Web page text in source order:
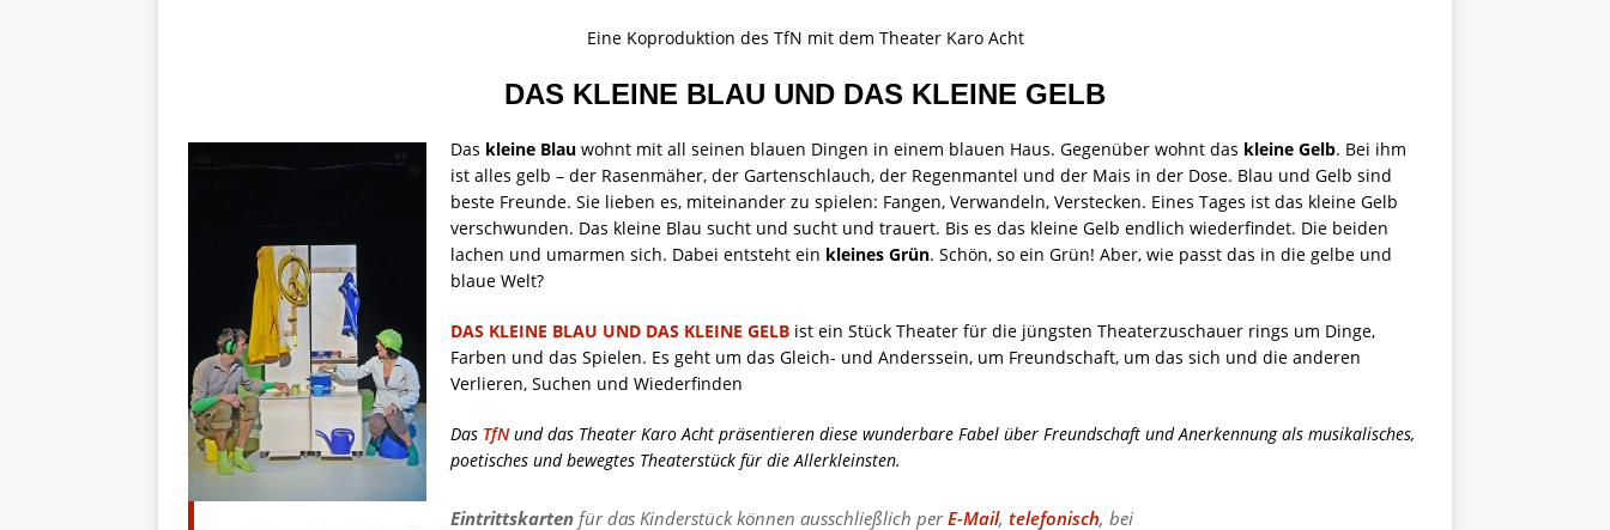
Eine Koproduktion des TfN mit dem Theater Karo Acht
DAS KLEINE BLAU UND DAS KLEINE GELB
Das kleine Blau wohnt mit all seinen blauen Dingen in einem blauen Haus. Gegenüber wohnt das kleine Gelb. Bei ihm
ist alles gelb – der Rasenmäher, der Gartenschlauch, der Regenmantel und der Mais in der Dose. Blau und Gelb sind
beste Freunde. Sie lieben es, miteinander zu spielen: Fangen, Verwandeln, Verstecken. Eines Tages ist das kleine Gelb
verschwunden. Das kleine Blau sucht und sucht und trauert. Bis es das kleine Gelb endlich wiederfindet. Die beiden
lachen und umarmen sich. Dabei entsteht ein kleines Grün. Schön, so ein Grün! Aber, wie passt das in die gelbe und
blaue Welt?
DAS KLEINE BLAU UND DAS KLEINE GELB ist ein Stück Theater für die jüngsten Theaterzuschauer rings um Dinge,
Farben und das Spielen. Es geht um das Gleich- und Anderssein, um Freundschaft, um das sich und die anderen
Verlieren, Suchen und Wiederfinden
Das TfNund das Theater Karo Acht präsentieren diese wunderbare Fabel über Freundschaft und Anerkennung als musikalisches,
poetisches und bewegtes Theaterstück für die Allerkleinsten.
Eintrittskarten für das Kinderstück können ausschließlich perE-Mail, telefonisch, bei